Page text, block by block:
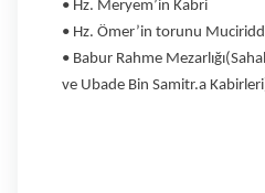
• Hz. Meryem’in Kabri
• Hz. Ömer’in torunu
• Babur Rahme
ve Ubade Bin Samitr.a